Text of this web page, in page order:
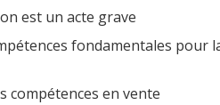
est un acte grave
fondamentales pour
compétences en vente